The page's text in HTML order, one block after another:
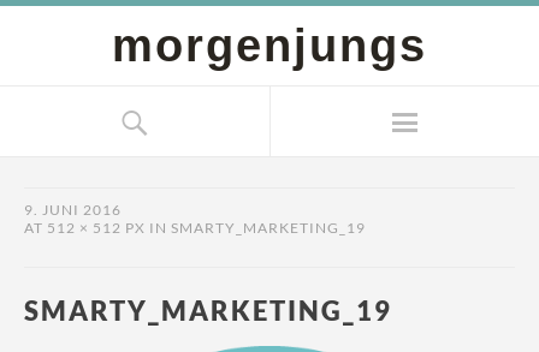
morgenjungs
9. JUNI 2016
AT 512 × 512 PX IN SMARTY_MARKETING_19
SMARTY_MARKETING_19